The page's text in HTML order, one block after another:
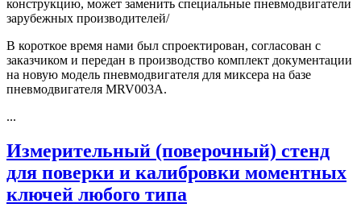
конструкцию, может заменить специальные пневмодвигатели
зарубежных производителей/
В короткое время нами был спроектирован, согласован с
заказчиком и передан в производство комплект документации
на новую модель пневмодвигателя для миксера на базе
пневмодвигателя MRV003A.
...
Измерительный (поверочный) стенд
для поверки и калибровки моментных
ключей любого типа